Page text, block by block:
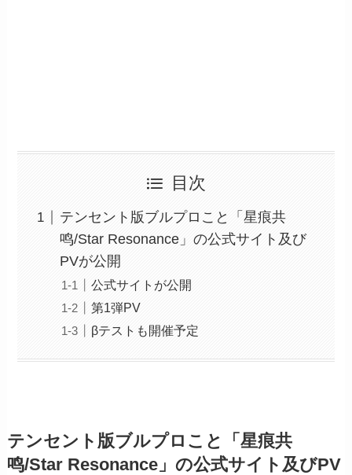
目次
テンセント版ブルプロこと「星痕共
鸣/Star Resonance」の公式サイト及び
PVが公開
公式サイトが公開
第1弾PV
βテストも開催予定
テンセント版ブルプロこと「星痕共
鸣/Star Resonance」の公式サイト及びPV